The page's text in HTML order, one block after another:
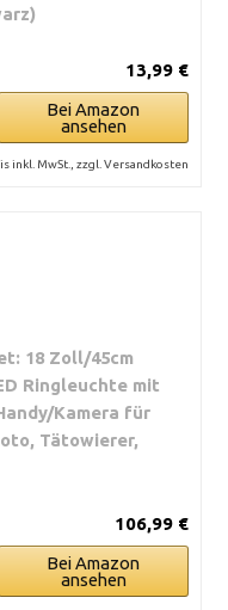
13,99 €
Bei Amazon
ansehen
inkl. MwSt., zzgl. Versandkosten
18 Zoll/45cm
Ringleuchte mit
Kamera für
Tätowierer,
106,99 €
Bei Amazon
ansehen